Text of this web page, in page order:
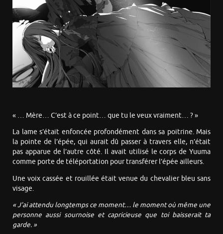
« … Mère… C’est à ce point… que tu le veux vraiment… ? »
La lame s’était enfoncée profondément dans sa poitrine. Mais
la pointe de l’épée, qui aurait dû passer à travers elle, n’était
pas apparue de l’autre côté. Il avait utilisé le corps de Yuuma
comme porte de téléportation pour transférer l’épée ailleurs.
Une voix cassée et rouillée était venue du chevalier bleu sans
visage.
« J’ai attendu longtemps ce moment… le moment où même une
personne aussi sournoise et capricieuse que toi baisserait ta
garde. »